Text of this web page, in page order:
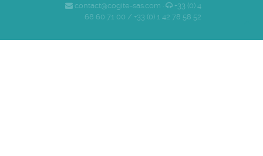
contact@cogite-sas.com ·
+33 (0) 4
68 60 71 00 / +33 (0) 1 42 78 58 52